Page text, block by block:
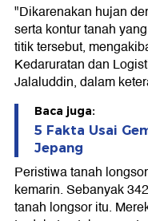
"Dikarenakan hujan
serta kontur tanah
titik tersebut,
Kedaruratan dan
Jalaluddin, dalam
Baca juga:
5 Fakta Usai
Jepang
Peristiwa tanah
kemarin. Sebanyak
tanah longsor itu.